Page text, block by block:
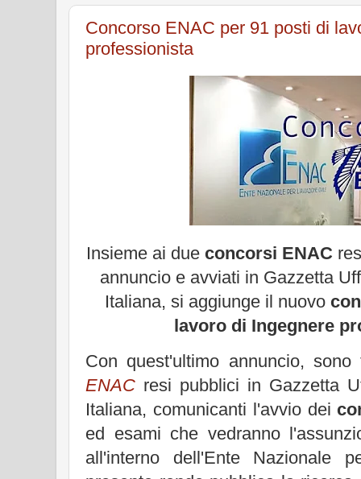
Concorso ENAC per 91 posti di
professionista
Insieme ai due concorsi ENAC
annuncio e avviati in Gazzetta
Italiana, si aggiunge il nuovo
lavoro di Ingegnere
Con quest'ultimo annuncio,
ENAC resi pubblici in Gazzetta
Italiana, comunicanti l'avvio dei
ed esami che vedranno
all'interno dell'Ente Nazionale